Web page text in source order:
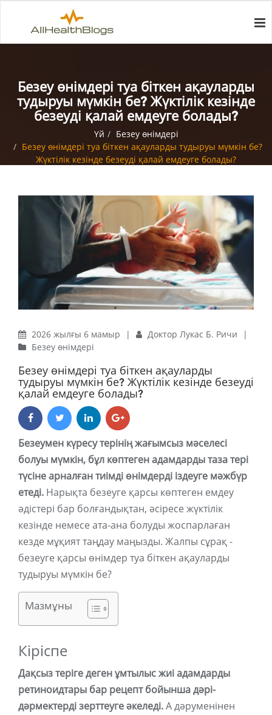
Безеу өнімдері туа біткен ақауларды
тудыруы мүмкін бе? Жүктілік кезінде
безеуді қалай емдеуге болады?
Үй
Безеу өнімдері
Безеу өнімдері туа біткен ақауларды тудыруы мүмкін бе?
Жүктілік кезінде безеуді қалай емдеуге болады?
2026 жылғы 6 мамыр | Доктор Лукас Б. Ричи
|
Безеу өнімдері
Безеу өнімдері туа біткен ақауларды
тудыруы мүмкін бе? Жүктілік кезінде безеуді
қалай емдеуге болады?
Безеумен күресу терінің жағымсыз мәселесі
болуы мүмкін, бұл көптеген адамдарды таза тері
түсіне арналған тиімді өнімдерді іздеуге мәжбүр
етеді. Нарықта безеуге қарсы көптеген емдеу
әдістері бар болғандықтан, әсіресе жүктілік
кезінде немесе ата-ана болуды жоспарлаған
кезде мұқият таңдау маңызды. Жалпы сұрақ -
безеуге қарсы өнімдер туа біткен ақауларды
тудыруы мүмкін бе?
Мазмұны
Кіріспе
Дақсыз теріге деген ұмтылыс жиі адамдарды
ретиноидтары бар рецепт бойынша дәрі-
дәрмектерді зерттеуге әкеледі.А дәруменінен